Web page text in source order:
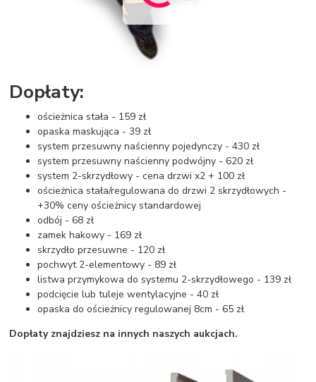
Dopłaty:
ościeżnica stała - 159 zł
opaska maskująca - 39 zł
system przesuwny naścienny pojedynczy - 430 zł
system przesuwny naścienny podwójny - 620 zł
system 2-skrzydłowy - cena drzwi x2 + 100 zł
ościeżnica stała/regulowana do drzwi 2 skrzydłowych -
+30% ceny ościeżnicy standardowej
odbój - 68 zł
zamek hakowy - 169 zł
skrzydło przesuwne - 120 zł
pochwyt 2-elementowy - 89 zł
listwa przymykowa do systemu 2-skrzydłowego - 139 zł
podcięcie lub tuleje wentylacyjne - 40 zł
opaska do ościeżnicy regulowanej 8cm - 65 zł
Dopłaty znajdziesz na innych naszych aukcjach.